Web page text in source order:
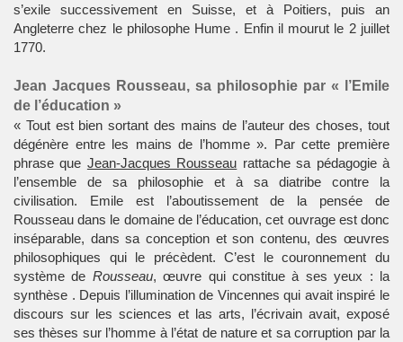
s’exile successivement en Suisse, et à Poitiers, puis an
Angleterre chez le philosophe Hume . Enfin il mourut le 2 juillet
1770.
Jean Jacques Rousseau, sa philosophie par « l’Emile
de l’éducation »
« Tout est bien sortant des mains de l’auteur des choses, tout
dégénère entre les mains de l’homme ». Par cette première
phrase que Jean-Jacques Rousseau rattache sa pédagogie à
l’ensemble de sa philosophie et à sa diatribe contre la
civilisation. Emile est l’aboutissement de la pensée de
Rousseau dans le domaine de l’éducation, cet ouvrage est donc
inséparable, dans sa conception et son contenu, des œuvres
philosophiques qui le précèdent. C’est le couronnement du
système de Rousseau, œuvre qui constitue à ses yeux : la
synthèse . Depuis l’illumination de Vincennes qui avait inspiré le
discours sur les sciences et las arts, l’écrivain avait, exposé
ses thèses sur l’homme à l’état de nature et sa corruption par la